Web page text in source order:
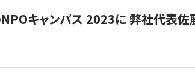
キャンパス 2023に 弊社代表佐